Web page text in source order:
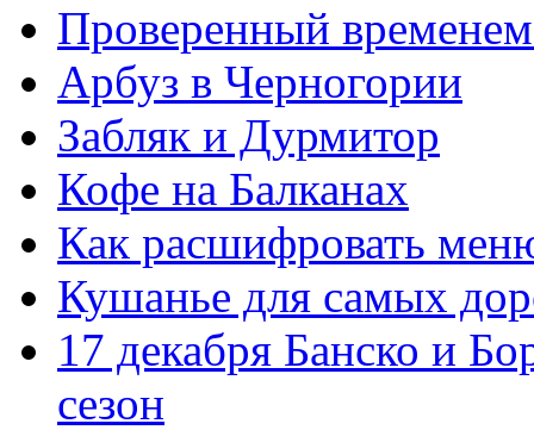
Проверенный временем
Арбуз в Черногории
Забляк и Дурмитор
Кофе на Балканах
Как расшифровать
Кушанье для самых
17 декабря Банско и
сезон